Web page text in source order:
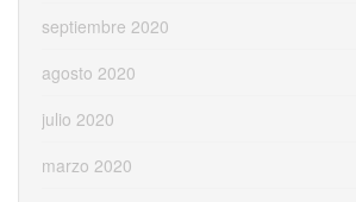
septiembre 2020
agosto 2020
julio 2020
marzo 2020